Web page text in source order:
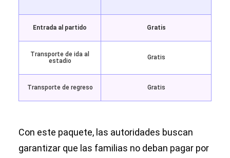
Entrada al partido Gratis
Transporte de ida al
estadio
Gratis
Transporte de regreso Gratis
Con este paquete, las autoridades buscan
garantizar que las familias no deban pagar por